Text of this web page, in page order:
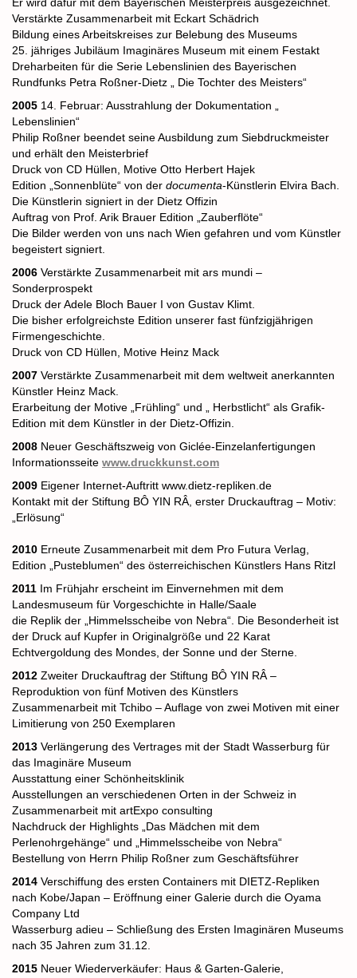
Verstärkte Zusammenarbeit mit Eckart Schädrich
Bildung eines Arbeitskreises zur Belebung des Museums
25. jähriges Jubiläum Imaginäres Museum mit einem Festakt
Dreharbeiten für die Serie Lebenslinien des Bayerischen
Rundfunks Petra Roßner-Dietz „ Die Tochter des Meisters“
2005 14. Februar: Ausstrahlung der Dokumentation „
Lebenslinien“
Philip Roßner beendet seine Ausbildung zum Siebdruckmeister
und erhält den Meisterbrief
Druck von CD Hüllen, Motive Otto Herbert Hajek
Edition „Sonnenblüte“ von der documenta-Künstlerin Elvira Bach.
Die Künstlerin signiert in der Dietz Offizin
Auftrag von Prof. Arik Brauer Edition „Zauberflöte“
Die Bilder werden von uns nach Wien gefahren und vom Künstler
begeistert signiert.
2006 Verstärkte Zusammenarbeit mit ars mundi –
Sonderprospekt
Druck der Adele Bloch Bauer I von Gustav Klimt.
Die bisher erfolgreichste Edition unserer fast fünfzigjährigen
Firmengeschichte.
Druck von CD Hüllen, Motive Heinz Mack
2007 Verstärkte Zusammenarbeit mit dem weltweit anerkannten
Künstler Heinz Mack.
Erarbeitung der Motive „Frühling“ und „ Herbstlicht“ als Grafik-
Edition mit dem Künstler in der Dietz-Offizin.
2008 Neuer Geschäftszweig von Giclée-Einzelanfertigungen
Informationsseite www.druckkunst.com
2009 Eigener Internet-Auftritt www.dietz-repliken.de
Kontakt mit der Stiftung BÔ YIN RÂ, erster Druckauftrag – Motiv:
„Erlösung“
2010 Erneute Zusammenarbeit mit dem Pro Futura Verlag,
Edition „Pusteblumen“ des österreichischen Künstlers Hans Ritzl
2011 Im Frühjahr erscheint im Einvernehmen mit dem
Landesmuseum für Vorgeschichte in Halle/Saale
die Replik der „Himmelsscheibe von Nebra“. Die Besonderheit ist
der Druck auf Kupfer in Originalgröße und 22 Karat
Echtvergoldung des Mondes, der Sonne und der Sterne.
2012 Zweiter Druckauftrag der Stiftung BÔ YIN RÂ –
Reproduktion von fünf Motiven des Künstlers
Zusammenarbeit mit Tchibo – Auflage von zwei Motiven mit einer
Limitierung von 250 Exemplaren
2013 Verlängerung des Vertrages mit der Stadt Wasserburg für
das Imaginäre Museum
Ausstattung einer Schönheitsklinik
Ausstellungen an verschiedenen Orten in der Schweiz in
Zusammenarbeit mit artExpo consulting
Nachdruck der Highlights „Das Mädchen mit dem
Perlenohrgehänge“ und „Himmelsscheibe von Nebra“
Bestellung von Herrn Philip Roßner zum Geschäftsführer
2014 Verschiffung des ersten Containers mit DIETZ-Repliken
nach Kobe/Japan – Eröffnung einer Galerie durch die Oyama
Company Ltd
Wasserburg adieu – Schließung des Ersten Imaginären Museums
nach 35 Jahren zum 31.12.
2015 Neuer Wiederverkäufer: Haus & Garten-Galerie,